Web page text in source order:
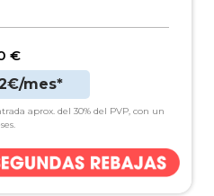
€
mes*
aprox. del 30% del PVP, con un